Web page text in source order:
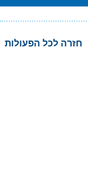
חזרה לכל הפעולות